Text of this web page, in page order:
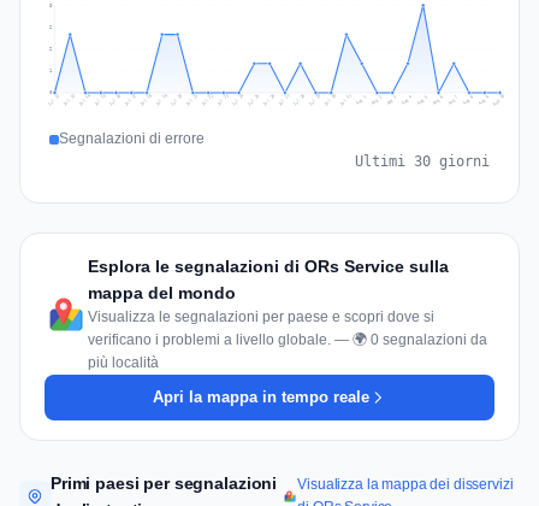
1
2
2
3
Jul 12 Jul 13 Jul 14 Jul 15 Jul 16 Jul 17 Jul 18 Jul 19 Jul 20 Jul 21 Jul 22 Jul 23 Jul 24 Jul 25 Jul 26 Jul 27 Jul 28 Jul 29 Jul 30 Jul 31 Aug 1 Aug 2 Aug 3 Aug 4 Aug 5 Aug 6 Aug 7 Aug 8 Aug 9 Aug 10
Segnalazioni di errore
Ultimi 30 giorni
Esplora le segnalazioni di ORs Service sulla
mappa del mondo
Visualizza le segnalazioni per paese e scopri dove si
verificano i problemi a livello globale. — 🌍 0 segnalazioni da
più località
Apri la mappa in tempo reale
Primi paesi per segnalazioni
Visualizza la mappa dei disservizi